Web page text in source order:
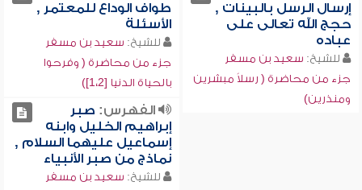
إرسال الرسل بالبينات ,
حجج الله تعالى على
عباده
للشيخ: سعيد بن مسفر
جزء من محاضرة ( رسلاً مبشرين
ومنذرين)
طواف الوداع للمعتمر ,
الأسئلة
للشيخ: سعيد بن مسفر
جزء من محاضرة ( وفرحوا
بالحياة الدنيا [1،2])
الفهرس: صبر
إبراهيم الخليل وابنه
إسماعيل عليهما السلام ,
نماذج من صبر الأنبياء
للشيخ: سعيد بن مسفر